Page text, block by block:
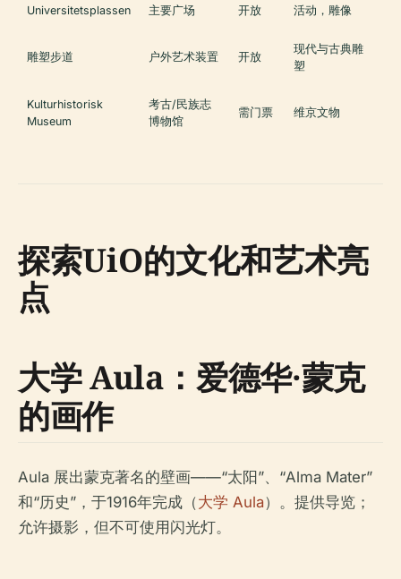
Universitetsplassen 主要广场 开放 活动，雕像
雕塑步道 户外艺术装置 开放
现代与古典雕
塑
Kulturhistorisk
Museum
考古/民族志
博物馆
需门票 维京文物
探索UiO的文化和艺术亮
点
大学 Aula：爱德华·蒙克
的画作
Aula 展出蒙克著名的壁画——“太阳”、“Alma Mater”
和“历史”，于1916年完成（大学 Aula）。提供导览；
允许摄影，但不可使用闪光灯。